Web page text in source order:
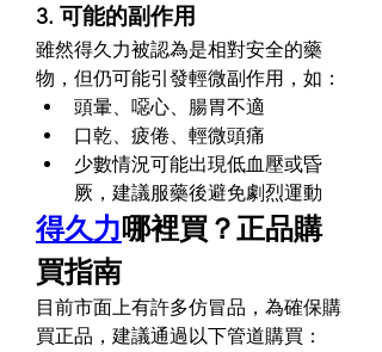
3. 可能的副作用
雖然得久力被認為是相對安全的藥
物，但仍可能引發輕微副作用，如：
頭暈、噁心、腸胃不適
口乾、疲倦、輕微頭痛
少數情況可能出現低血壓或昏
厥，建議服藥後避免劇烈運動
得久力哪裡買？正品購
買指南
目前市面上有許多仿冒品，為確保購
買正品，建議通過以下管道購買：